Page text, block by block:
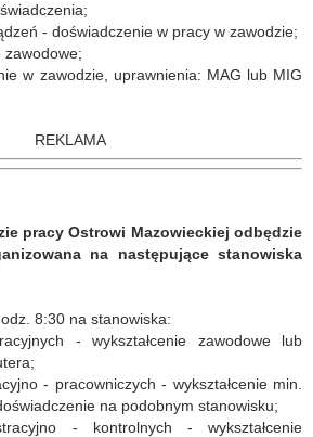
- doświadczenie w pracy w zawodzie;
zawodowe;
w zawodzie, uprawnienia: MAG lub MIG
REKLAMA
pracy Ostrowi Mazowieckiej odbędzie
na następujące stanowiska
8:30 na stanowiska:
- wykształcenie zawodowe lub
- pracowniczych - wykształcenie min.
na podobnym stanowisku;
- kontrolnych - wykształcenie